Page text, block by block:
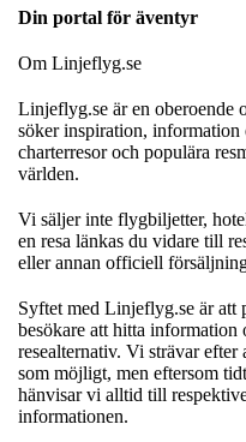
Din portal för äventyr
Om Linjeflyg.se
Linjeflyg.se är en oberoende
söker inspiration,
charterresor och populära
världen.
Vi säljer inte flygbiljetter,
en resa länkas du vidare till
eller annan officiell
Syftet med Linjeflyg.se är att
besökare att hitta
resealternativ. Vi strävar
som möjligt, men eftersom
hänvisar vi alltid till
informationen.